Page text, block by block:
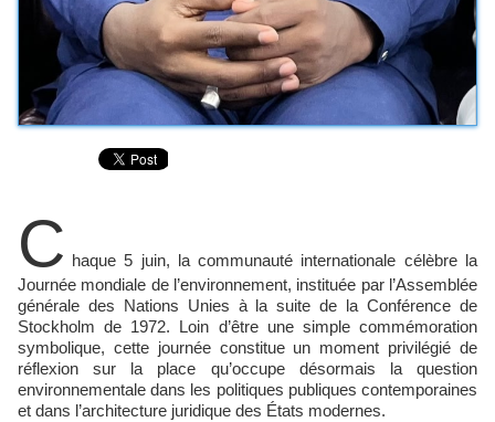
C haque 5 juin, la communauté internationale célèbre la
Journée mondiale de l’environnement, instituée par l’Assemblée
générale des Nations Unies à la suite de la Conférence de
Stockholm de 1972. Loin d’être une simple commémoration
symbolique, cette journée constitue un moment privilégié de
réflexion sur la place qu’occupe désormais la question
environnementale dans les politiques publiques contemporaines
et dans l’architecture juridique des États modernes.